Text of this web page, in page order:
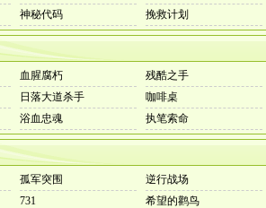
神秘代码 挽救计划
血腥腐朽 残酷之手
日落大道杀手 咖啡桌
浴血忠魂 执笔索命
孤军突围 逆行战场
731 希望的鹳鸟